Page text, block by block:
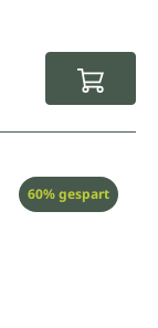
Rabatt
60% gespart